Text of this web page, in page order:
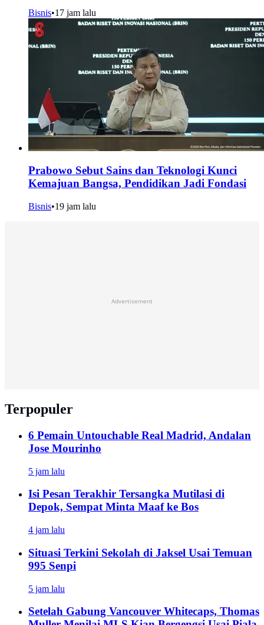
Bisnis•17 jam lalu
Prabowo Sebut Sains dan Teknologi Kunci
Kemajuan Bangsa, Pendidikan Jadi Fondasi
Bisnis•19 jam lalu
Advertisement
Terpopuler
6 Pemain Untouchable Real Madrid, Andalan
Jose Mourinho
5 jam lalu
Isi Pesan Terakhir Tersangka Mutilasi di
Depok, Sempat Minta Maaf ke Bos
4 jam lalu
Situasi Terkini Sekolah di Jaksel Usai Temuan
995 Senpi
5 jam lalu
Setelah Gabung Vancouver Whitecaps, Thomas